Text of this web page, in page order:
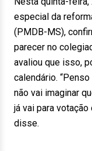
especial da
(PMDB-MS),
parecer no
avaliou que isso,
calendário.
não vai imaginar
já vai para votação
disse.